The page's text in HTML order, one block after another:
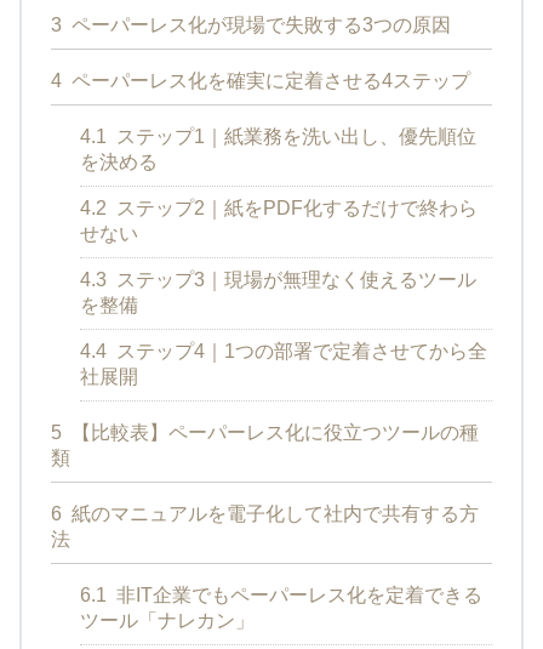
3 ペーパーレス化が現場で失敗する3つの原因
4 ペーパーレス化を確実に定着させる4ステップ
4.1 ステップ1｜紙業務を洗い出し、優先順位
を決める
4.2 ステップ2｜紙をPDF化するだけで終わら
せない
4.3 ステップ3｜現場が無理なく使えるツール
を整備
4.4 ステップ4｜1つの部署で定着させてから全
社展開
5
【比較表】ペーパーレス化に役立つツールの種
類
6 紙のマニュアルを電子化して社内で共有する方
法
6.1 非IT企業でもペーパーレス化を定着できる
ツール「ナレカン」